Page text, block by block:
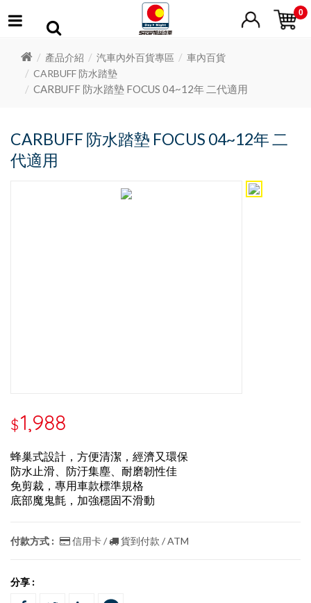
0
產品介紹 汽車內外百貨專區
車內百貨
CARBUFF 防水踏墊
CARBUFF 防水踏墊 FOCUS 04~12年 二代適用
CARBUFF 防水踏墊 FOCUS 04~12年 二
代適用
$1,988
蜂巢式設計，方便清潔，經濟又環保
防水止滑、防汙集塵、耐磨韌性佳
免剪裁，專用車款標準規格
底部魔鬼氈，加強穩固不滑動
付款方式 : 信用卡 / 貨到付款 / ATM
分享 :